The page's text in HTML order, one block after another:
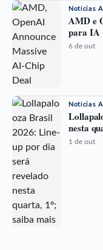
Notícias
AMD e
para IA
6 de out
Notícias
nesta
1 de out